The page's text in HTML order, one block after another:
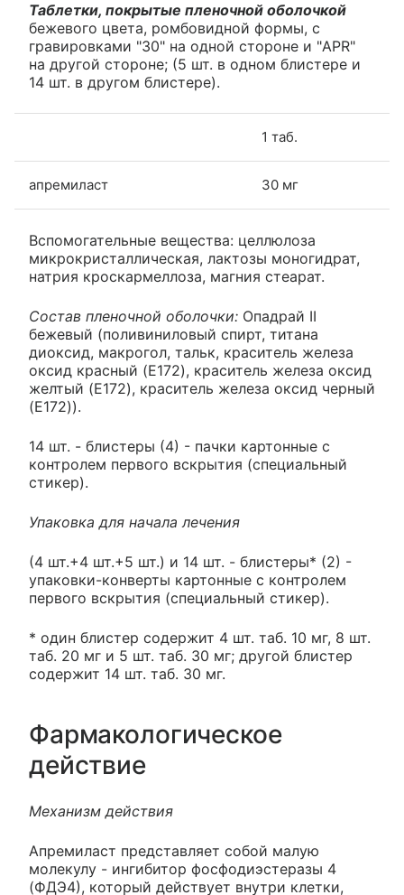
Таблетки, покрытые пленочной оболочкой
бежевого цвета, ромбовидной формы, с
гравировками "30" на одной стороне и "APR"
на другой стороне; (5 шт. в одном блистере и
14 шт. в другом блистере).
1 таб.
апремиласт 30 мг
Вспомогательные вещества: целлюлоза
микрокристаллическая, лактозы моногидрат,
натрия кроскармеллоза, магния стеарат.
Состав пленочной оболочки: Опадрай II
бежевый (поливиниловый спирт, титана
диоксид, макрогол, тальк, краситель железа
оксид красный (E172), краситель железа оксид
желтый (E172), краситель железа оксид черный
(E172)).
14 шт. - блистеры (4) - пачки картонные с
контролем первого вскрытия (специальный
стикер).
Упаковка для начала лечения
(4 шт.+4 шт.+5 шт.) и 14 шт. - блистеры* (2) -
упаковки-конверты картонные с контролем
первого вскрытия (специальный стикер).
* один блистер содержит 4 шт. таб. 10 мг, 8 шт.
таб. 20 мг и 5 шт. таб. 30 мг; другой блистер
содержит 14 шт. таб. 30 мг.
Фармакологическое
действие
Механизм действия
Апремиласт представляет собой малую
молекулу - ингибитор фосфодиэстеразы 4
(ФДЭ4), который действует внутри клетки,